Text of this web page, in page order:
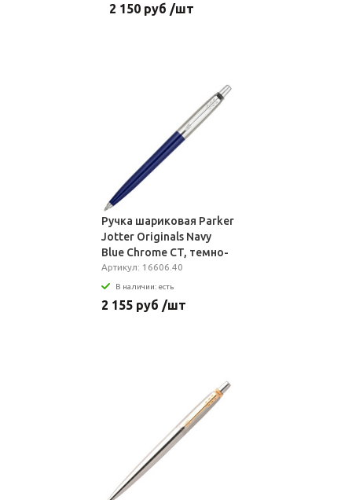
2 150 руб /шт
Ручка шариковая Parker
Jotter Originals Navy
Blue Chrome CT, темно-
синяя
Артикул: 16606.40
В наличии: есть
2 155 руб /шт